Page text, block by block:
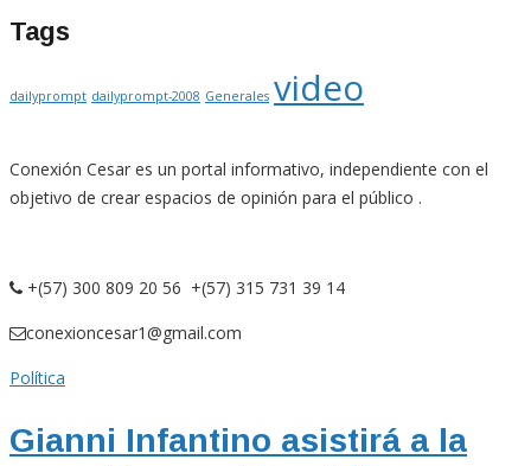
Tags
dailyprompt dailyprompt-2008 Generales video
Conexión Cesar es un portal informativo, independiente con el
objetivo de crear espacios de opinión para el público .
+(57) 300 809 20 56 +(57) 315 731 39 14
conexioncesar1@gmail.com
Política
Gianni Infantino asistirá a la